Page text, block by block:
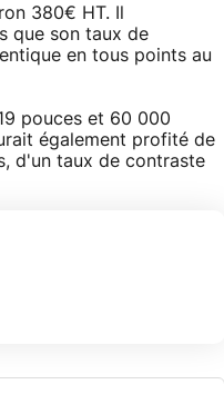
380€ HT. Il
que son taux de
en tous points au
pouces et 60 000
également profité de
d'un taux de contraste